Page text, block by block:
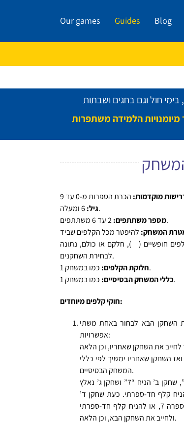
Our games Guides Blog
מוקדמות:
גיל:6 ומעלה.
מספר משתתפים:2 עד 6 משתתפים.
המשחק:
חופשיים (
), חלקם או כולם, נתונה
לבחירת השחקנים.
חלוקת הקלפים:כמו במשחק 1.
כללי המשחק הבסיסיים:כמו במשחק 1.
חוקי קלפים מיוחדים:
השחקן הבא לבחור באחת משתי
אפשרויות:
קלפים מהקופה, ואז השחקן שאחריו ימשיך לפי כללי
המשחק הבסיסיים.
לדוגמה, שחקן א’ הניח על “23” את הקלף “2”, שחקן ב’ הניח “7” ושחקן ג’ נאלץ
הניח קלף חד-ספרתי. כעת שחקן ד’
רשאי להניח על ה- “7” כל קלף הכולל את הספרה 7, או להניח קלף חד-ספרתי
ולחייב את השחקן הבא, וכן הלאה.